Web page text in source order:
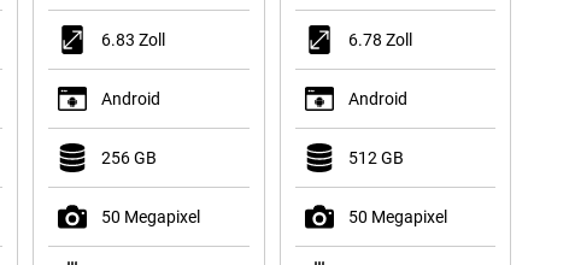
6.83 Zoll
Android
256 GB
50 Megapixel
6.78 Zoll
Android
512 GB
50 Megapixel